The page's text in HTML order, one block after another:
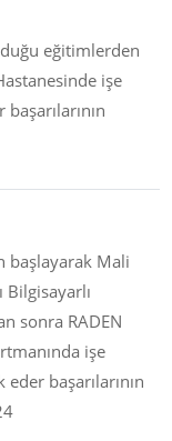
eğitimlerden
işe
başlayarak Mali
Bilgisayarlı
sonra RADEN
işe
başarılarının